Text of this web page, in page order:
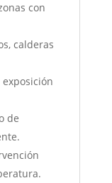
con
calderas
de